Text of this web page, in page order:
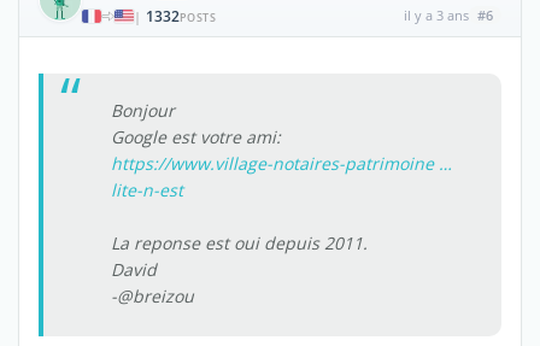
| 1332POSTS il y a 3 ans #6
Bonjour
Google est votre ami:
https://www.village-notaires-patrimoine …
lite-n-est
La reponse est oui depuis 2011.
David
-@breizou